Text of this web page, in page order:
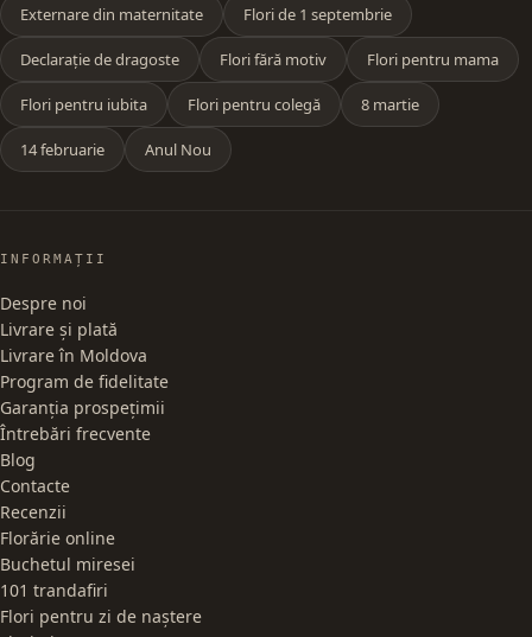
Externare din maternitate Flori de 1 septembrie
Declarație de dragoste Flori fără motiv Flori pentru mama
Flori pentru iubita Flori pentru colegă 8 martie
14 februarie Anul Nou
INFORMAȚII
Despre noi
Livrare și plată
Livrare în Moldova
Program de fidelitate
Garanția prospețimii
Întrebări frecvente
Blog
Contacte
Recenzii
Florărie online
Buchetul miresei
101 trandafiri
Flori pentru zi de naștere